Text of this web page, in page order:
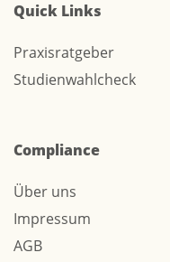
Quick Links
Praxisratgeber
Studienwahlcheck
Compliance
Über uns
Impressum
AGB